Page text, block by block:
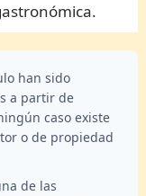
han sido
a partir de
caso existe
o de propiedad
de las